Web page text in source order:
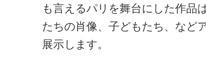
も言えるパリを舞台にした作品
たちの肖像、子どもたち、など
展示します。